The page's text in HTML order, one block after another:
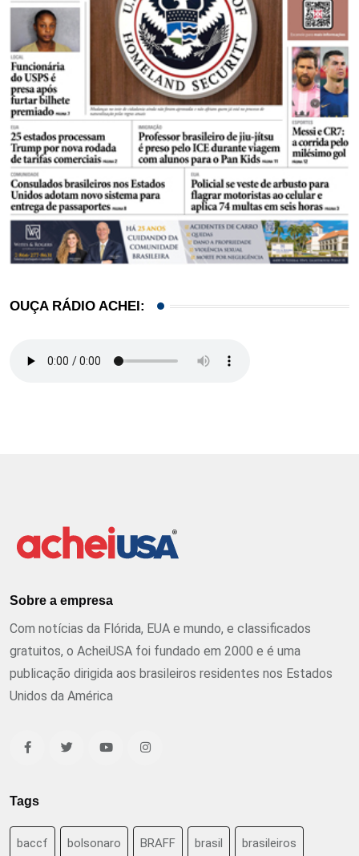
OUÇA RÁDIO ACHEI:
Sobre a empresa
Com notícias da Flórida, EUA e mundo, e classificados
gratuitos, o AcheiUSA foi fundado em 2000 e é uma
publicação dirigida aos brasileiros residentes nos Estados
Unidos da América
Tags
baccf bolsonaro BRAFF brasil brasileiros